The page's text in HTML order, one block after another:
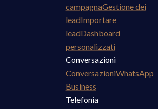
campagnaGestione dei
leadImportare
leadDashboard
personalizzati
Conversazioni
ConversazioniWhatsApp
Business
Telefonia